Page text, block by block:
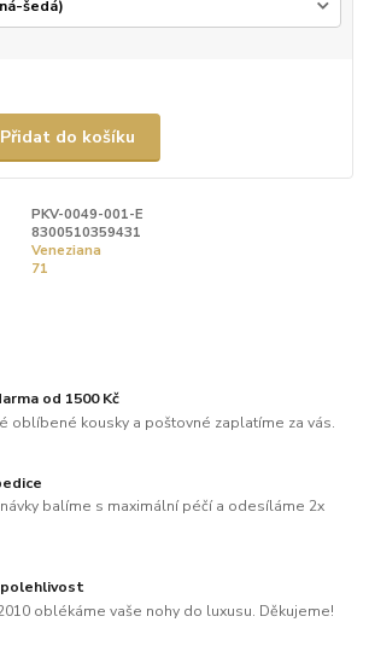
Přidat do košíku
PKV-0049-001-E
8300510359431
Veneziana
71
od 1500 Kč
oblíbené kousky a poštovné zaplatíme za vás.
balíme s maximální péčí a odesíláme 2x
oblékáme vaše nohy do luxusu. Děkujeme!